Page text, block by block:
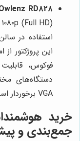
RD828:
استفاده در
این پروژکتور
فوکوس،
VGA برخوردار است.
جمع‌بندی و